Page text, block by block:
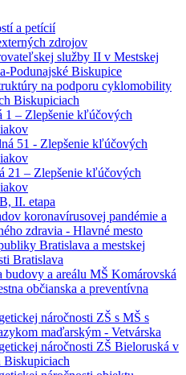
a petícií
zdrojov
služby II v Mestskej
Podunajské Biskupice
na podporu cyklomobility
Biskupiciach
1 – Zlepšenie kľúčových
51 - Zlepšenie kľúčových
21 – Zlepšenie kľúčových
II. etapa
koronavírusovej pandémie a
zdravia - Hlavné mesto
Bratislava a mestskej
Bratislava
budovy a areálu MŠ Komárovská
občianska a preventívna
náročnosti ZŠ s MŠ s
maďarským - Vetvárska
náročnosti ZŠ Bieloruská v
Biskupiciach